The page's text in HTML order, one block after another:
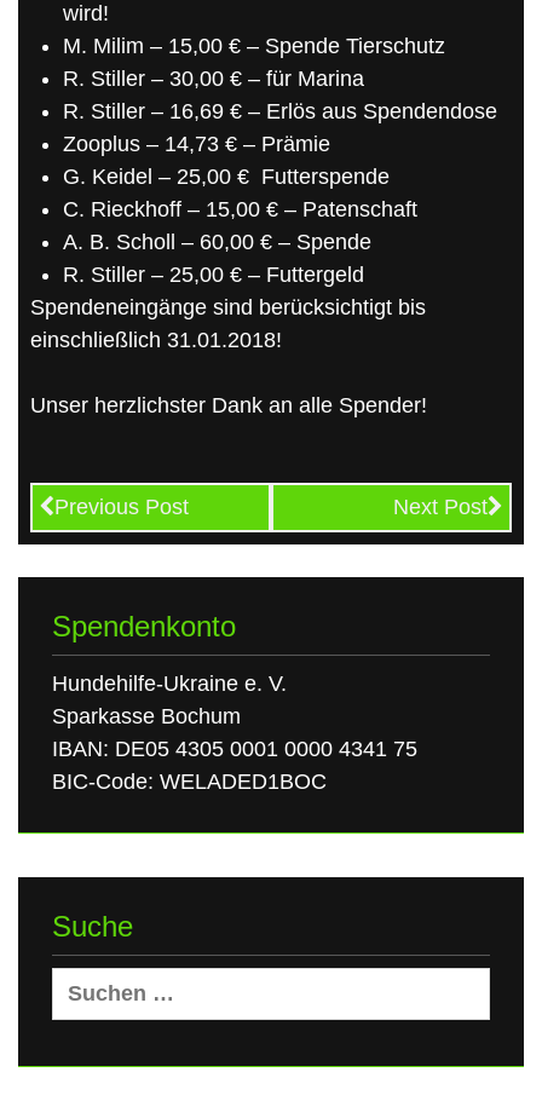
wird!
M. Milim – 15,00 € – Spende Tierschutz
R. Stiller – 30,00 € – für Marina
R. Stiller – 16,69 € – Erlös aus Spendendose
Zooplus – 14,73 € – Prämie
G. Keidel – 25,00 € Futterspende
C. Rieckhoff – 15,00 € – Patenschaft
A. B. Scholl – 60,00 € – Spende
R. Stiller – 25,00 € – Futtergeld
Spendeneingänge sind berücksichtigt bis
einschließlich 31.01.2018!
Unser herzlichster Dank an alle Spender!
Previous Post Next Post
Spendenkonto
Hundehilfe-Ukraine e. V.
Sparkasse Bochum
IBAN: DE05 4305 0001 0000 4341 75
BIC-Code: WELADED1BOC
Suche
Suchen
nach: